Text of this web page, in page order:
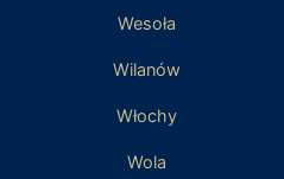
Wesoła
Wilanów
Włochy
Wola